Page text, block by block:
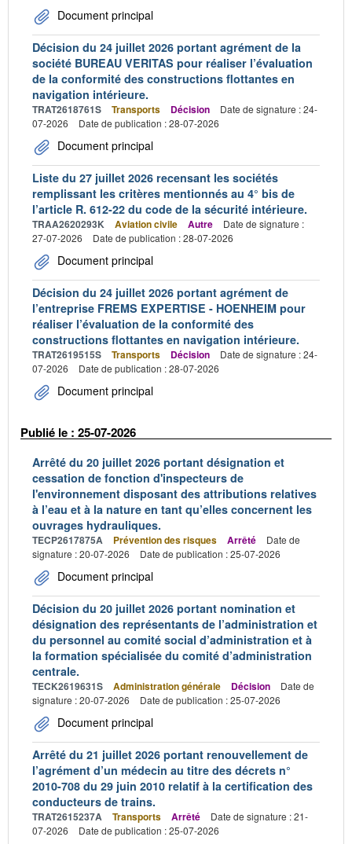
Document principal
Décision du 24 juillet 2026 portant agrément de la
société BUREAU VERITAS pour réaliser l’évaluation
de la conformité des constructions flottantes en
navigation intérieure.
TRAT2618761S Transports Décision
Date de signature : 24-
07-2026
Date de publication : 28-07-2026
Document principal
Liste du 27 juillet 2026 recensant les sociétés
remplissant les critères mentionnés au 4° bis de
l’article R. 612-22 du code de la sécurité intérieure.
TRAA2620293K Aviation civile Autre
Date de signature :
27-07-2026
Date de publication : 28-07-2026
Document principal
Décision du 24 juillet 2026 portant agrément de
l’entreprise FREMS EXPERTISE - HOENHEIM pour
réaliser l’évaluation de la conformité des
constructions flottantes en navigation intérieure.
TRAT2619515S Transports Décision
Date de signature : 24-
07-2026
Date de publication : 28-07-2026
Document principal
Publié le : 25-07-2026
Arrêté du 20 juillet 2026 portant désignation et
cessation de fonction d'inspecteurs de
l'environnement disposant des attributions relatives
à l’eau et à la nature en tant qu’elles concernent les
ouvrages hydrauliques.
TECP2617875A Prévention des risques Arrêté
Date de
signature : 20-07-2026
Date de publication : 25-07-2026
Document principal
Décision du 20 juillet 2026 portant nomination et
désignation des représentants de l’administration et
du personnel au comité social d’administration et à
la formation spécialisée du comité d’administration
centrale.
TECK2619631S Administration générale Décision
Date de
signature : 20-07-2026
Date de publication : 25-07-2026
Document principal
Arrêté du 21 juillet 2026 portant renouvellement de
l’agrément d’un médecin au titre des décrets n°
2010-708 du 29 juin 2010 relatif à la certification des
conducteurs de trains.
TRAT2615237A Transports Arrêté
Date de signature : 21-
07-2026
Date de publication : 25-07-2026